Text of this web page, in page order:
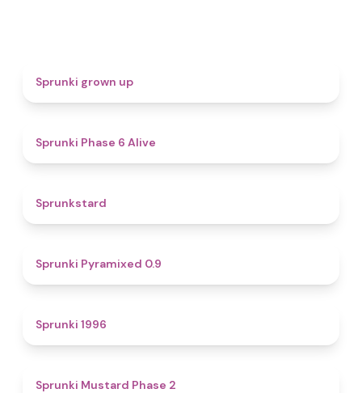
Sprunki grown up
Sprunki Phase 6 Alive
Sprunkstard
Sprunki Pyramixed 0.9
Sprunki 1996
Sprunki Mustard Phase 2